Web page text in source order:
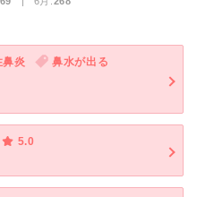
鼻炎
鼻水が出る
5.0